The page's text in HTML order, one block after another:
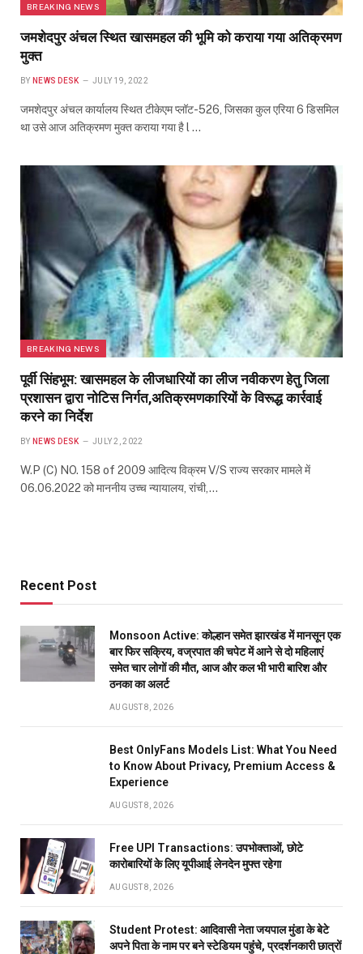
BREAKING NEWS
जमशेदपुर अंचल स्थित खासमहल की भूमि को कराया गया अतिक्रमण
मुक्त
BY NEWS DESK JULY 19, 2022
जमशेदपुर अंचल कार्यालय स्थित टीकेएम प्लॉट-526, जिसका कुल एरिया 6 डिसमिल
था उसे आज अतिक्रमण मुक्त कराया गया है l …
BREAKING NEWS
पूर्वी सिंहभूम: खासमहल के लीजधारियों का लीज नवीकरण हेतु जिला
प्रशासन द्वारा नोटिस निर्गत,अतिक्रमणकारियों के विरूद्ध कार्रवाई
करने का निर्देश
BY NEWS DESK JULY 2, 2022
W.P (C) NO. 158 of 2009 आदित्य विक्रम V/S राज्य सरकार मामले में
06.06.2022 को माननीय उच्च न्यायालय, रांची,…
Recent Post
Monsoon Active: कोल्हान समेत झारखंड में मानसून एक
बार फिर सक्रिय, वज्रपात की चपेट में आने से दो महिलाएं
समेत चार लोगों की मौत, आज और कल भी भारी बारिश और
ठनका का अलर्ट
AUGUST 8, 2026
Best OnlyFans Models List: What You Need
to Know About Privacy, Premium Access &
Experience
AUGUST 8, 2026
Free UPI Transactions: उपभोक्ताओं, छोटे
कारोबारियों के लिए यूपीआई लेनदेन मुफ्त रहेगा
AUGUST 8, 2026
Student Protest: आदिवासी नेता जयपाल मुंडा के बेटे
अपने पिता के नाम पर बने स्टेडियम पहुंंचे, प्रदर्शनकारी छात्रों